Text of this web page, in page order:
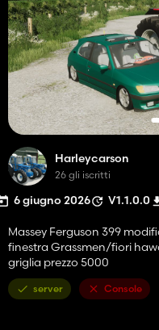
Harleycarson
26 gli iscritti
6 giugno 2026 V1.1.0.0
Massey Ferguson 399
finestra Grassmen/fiori
griglia prezzo 5000
server Console